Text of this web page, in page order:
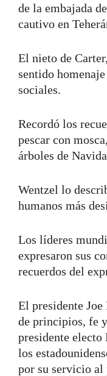
de la embajada
cautivo en
El nieto de
sentido
sociales.
Recordó los
pescar con
árboles de
Wentzel lo
humanos más
Los líderes
expresaron sus
recuerdos del
El presidente
de principios, fe
presidente
los
por su servicio al